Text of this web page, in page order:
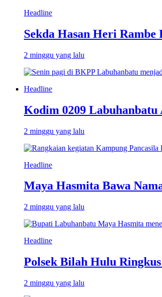
Headline
Sekda Hasan Heri
2 minggu yang lalu
Headline
Kodim 0209
2 minggu yang lalu
Headline
Maya Hasmita Bawa
2 minggu yang lalu
Headline
Polsek Bilah Hulu
2 minggu yang lalu